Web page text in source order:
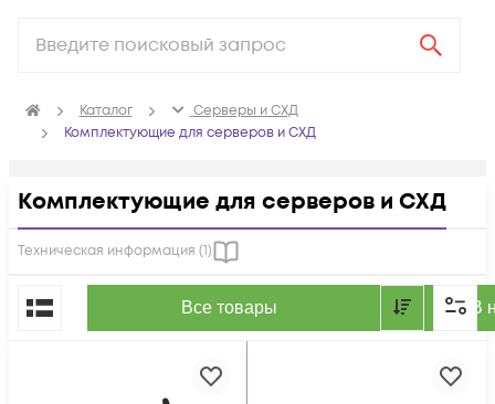
Каталог
Серверы и СХД
Комплектующие для серверов и СХД
Комплектующие для серверов и СХД
Техническая информация (1)
Все товары В
По популярности